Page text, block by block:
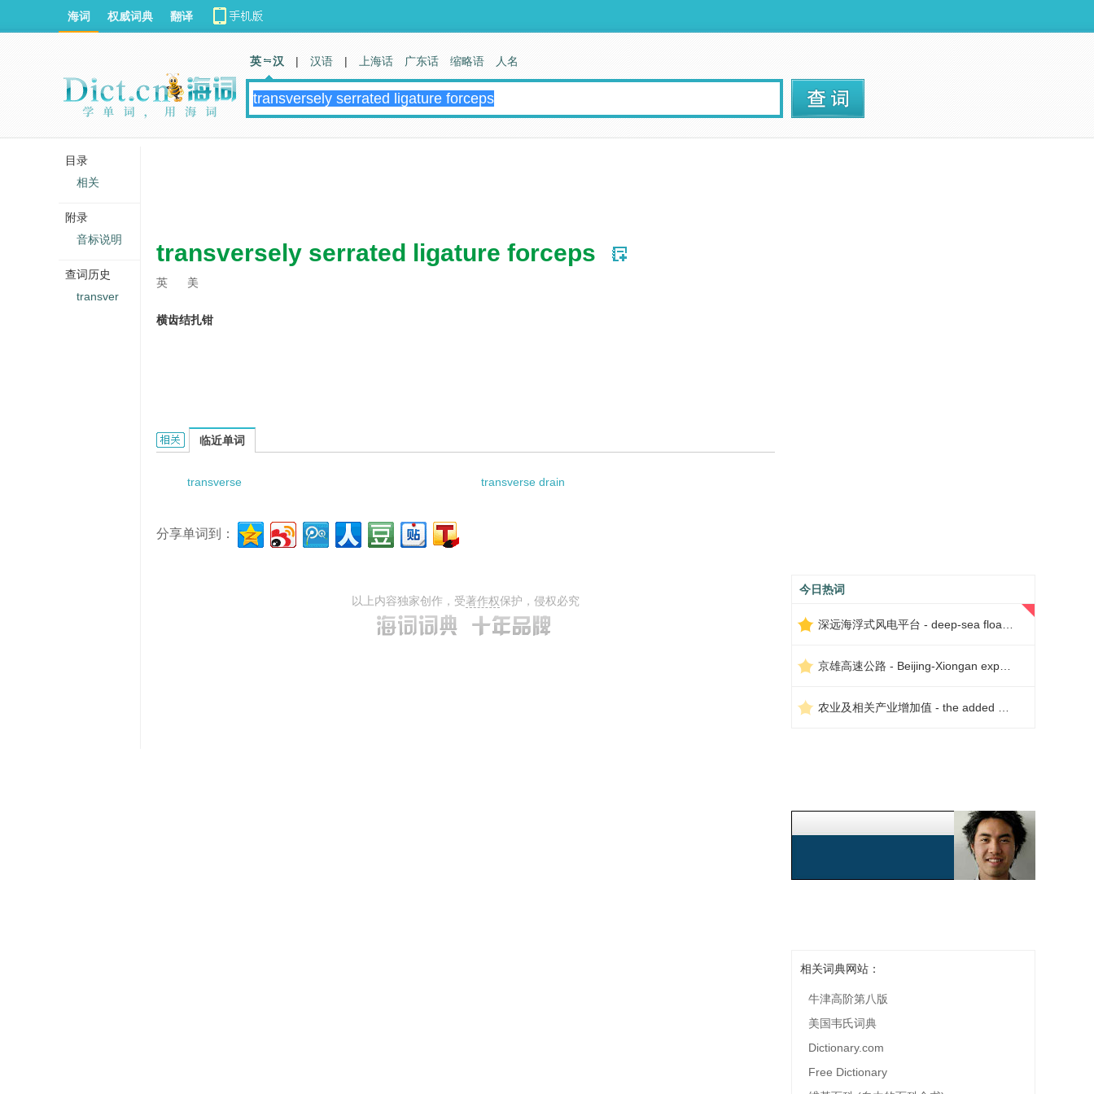
transversely serrated ligature forceps
英 美
横齿结扎钳
transversely serrated ligature forceps的相关资料：
临近单词
transverse transverse drain
分享单词到：
以上内容独家创作，受著作权保护，侵权必究
今日热词
相关词典网站：
牛津高阶第八版
美国韦氏词典
Dictionary.com
Free Dictionary
海词 权威词典 翻译
英 汉 | 汉语 | 上海话 广东话 缩略语 人名
目录
相关
附录
音标说明
查词历史
transver